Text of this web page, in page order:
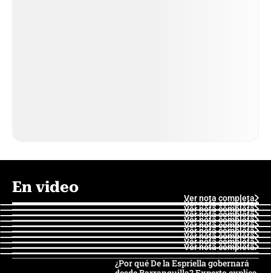
En video
Ver nota completa
Ver nota completa
Ver nota completa
Ver nota completa
Ver nota completa
Ver nota completa
Ver nota completa
Ver nota completa
Ver nota completa
Ver nota completa
¿Por qué De la Espriella gobernará